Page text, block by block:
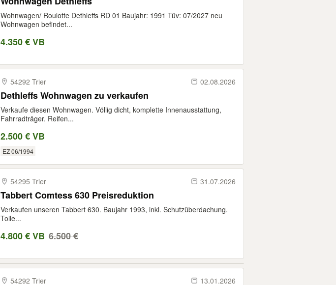
Wohnwagen/ Roulotte Dethleffs RD 01 Baujahr: 1991 Tüv: 07/2027 neu
Wohnwagen befindet...
4.350 € VB
54292 Trier 02.08.2026
Dethleffs Wohnwagen zu verkaufen
Verkaufe diesen Wohnwagen. Völlig dicht, komplette Innenausstattung,
Fahrradträger. Reifen...
2.500 € VB
EZ 06/1994
54295 Trier 31.07.2026
Tabbert Comtess 630 Preisreduktion
Verkaufen unseren Tabbert 630. Baujahr 1993, inkl. Schutzüberdachung.
Tolle...
4.800 € VB 6.500 €
54292 Trier 13.01.2026